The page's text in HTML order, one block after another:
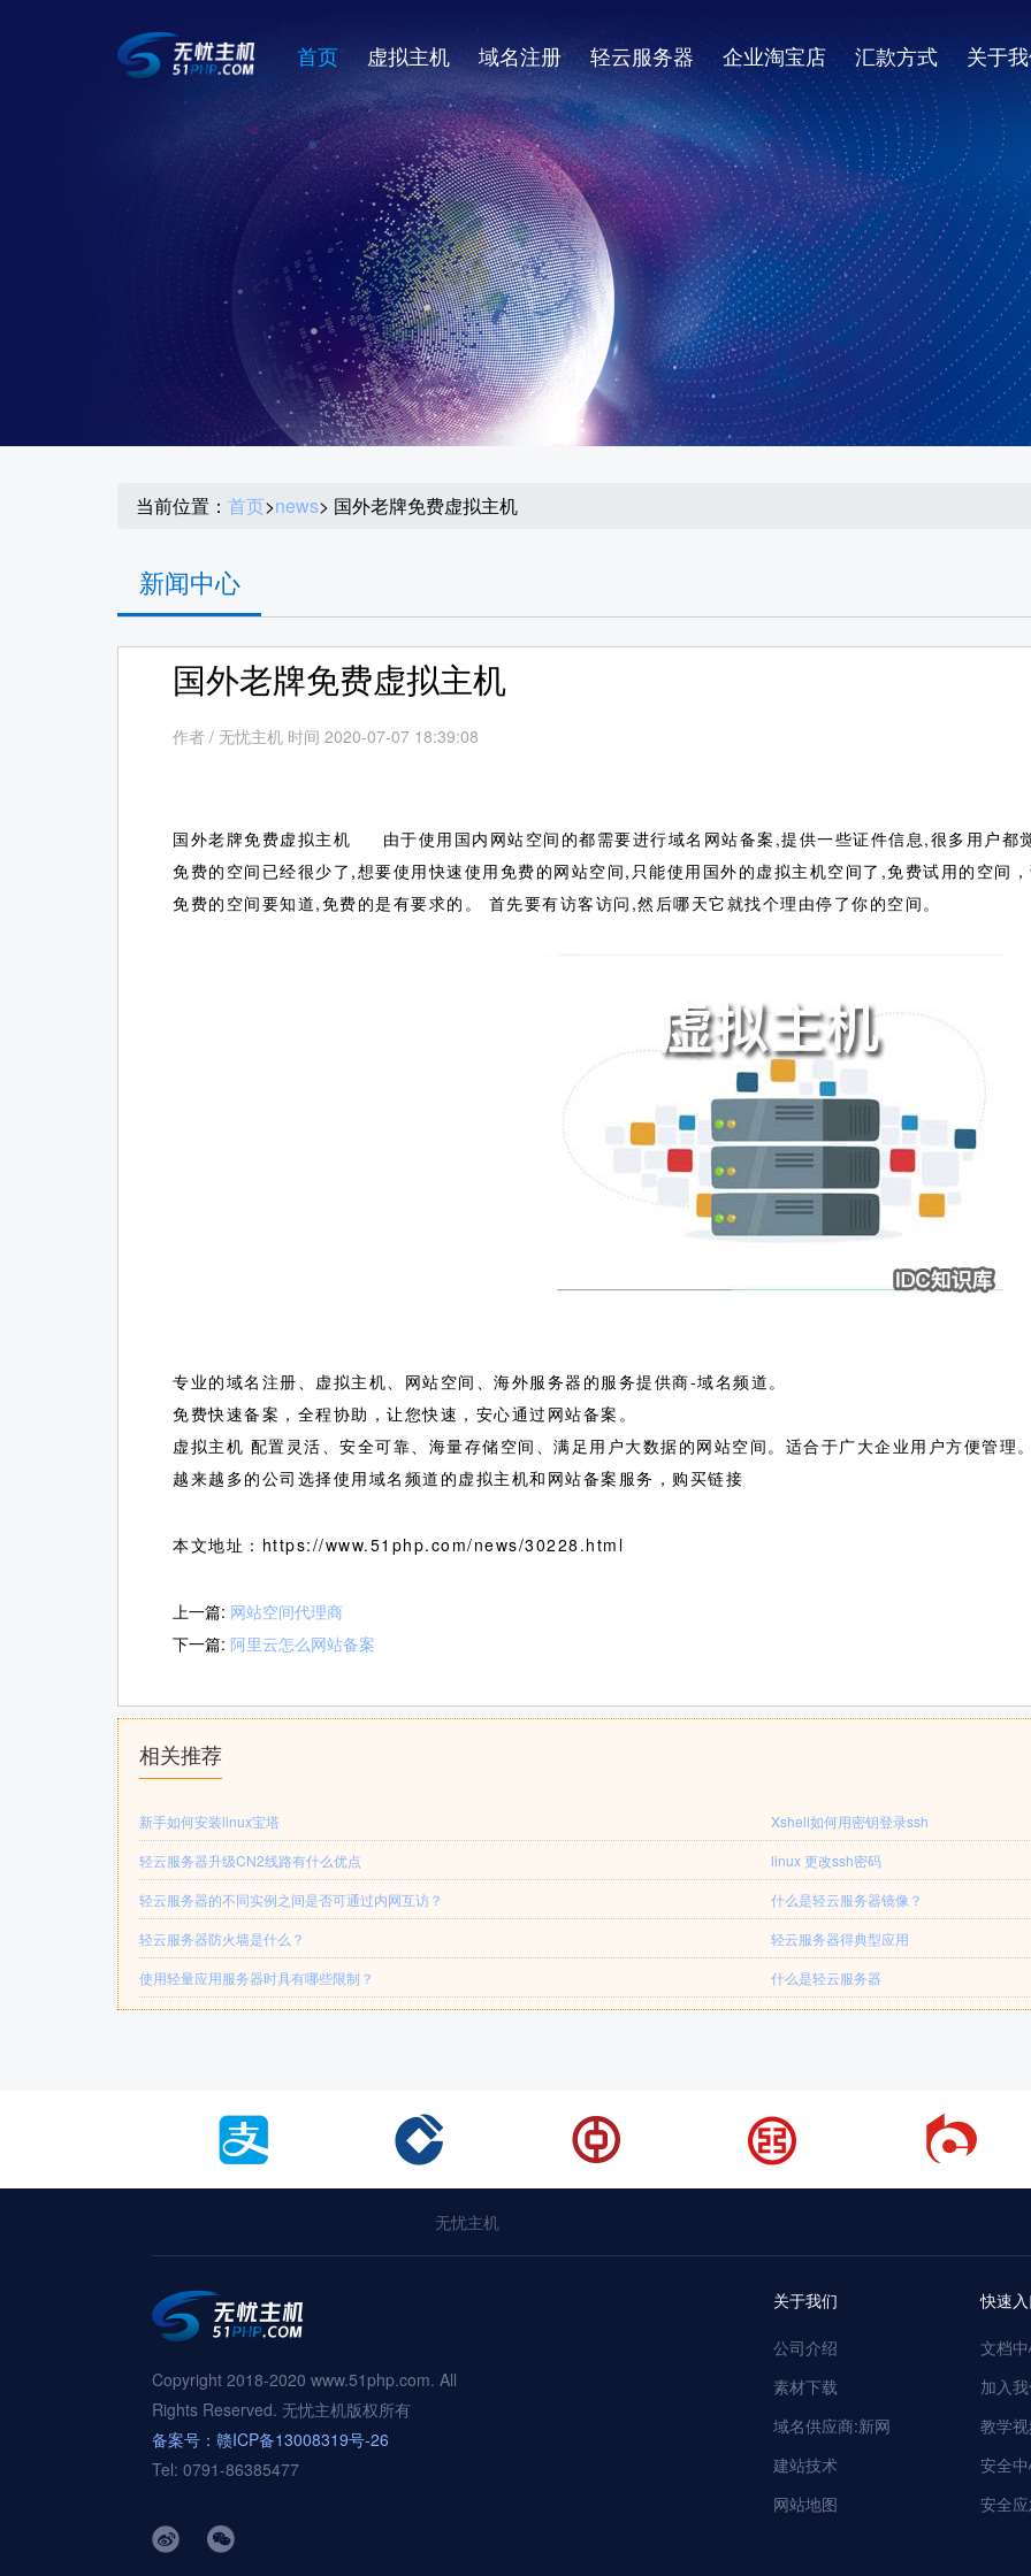
首页 虚拟主机 域名注册 轻云服务器 企业淘宝店 汇款方式 关于
当前位置： 首页>news> 国外老牌免费虚拟主机
新闻中心
国外老牌免费虚拟主机
作者 / 无忧主机 时间 2020-07-07 18:39:08
国外老牌免费虚拟主机 由于使用国内网站空间的都需要进行域名网站备案,提供一些证件信息,很多用户都
免费的空间已经很少了,想要使用快速使用免费的网站空间,只能使用国外的虚拟主机空间了,免费试用的空间
免费的空间要知道,免费的是有要求的。 首先要有访客访问,然后哪天它就找个理由停了你的空间。
专业的域名注册、虚拟主机、网站空间、海外服务器的服务提供商-域名频道。
免费快速备案，全程协助，让您快速，安心通过网站备案。
虚拟主机 配置灵活、安全可靠、海量存储空间、满足用户大数据的网站空间。适合于广大企业用户方便管理
越来越多的公司选择使用域名频道的虚拟主机和网站备案服务，购买链接
本文地址：https://www.51php.com/news/30228.html
上一篇: 网站空间代理商
下一篇: 阿里云怎么网站备案
相关推荐
新手如何安装linux宝塔
Xshell如何用密钥登录ssh
轻云服务器升级CN2线路有什么优点
linux 更改ssh密码
轻云服务器的不同实例之间是否可通过内网互访？
什么是轻云服务器镜像？
轻云服务器防火墙是什么？
轻云服务器得典型应用
使用轻量应用服务器时具有哪些限制？
什么是轻云服务器
无忧主机
Copyright 2018-2020 www.51php.com. All
Rights Reserved. 无忧主机版权所有
备案号：赣ICP备13008319号-26
Tel: 0791-86385477
关于我们
公司介绍
素材下载
域名供应商:新网
建站技术
网站地图
快速
文档
加入
教学
安全
安全